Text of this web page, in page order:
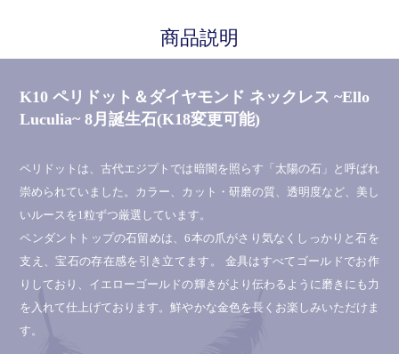
商品説明
K10 ペリドット＆ダイヤモンド ネックレス ~Ello
Luculia~ 8月誕生石(K18変更可能)
ペリドットは、古代エジプトでは暗闇を照らす「太陽の石」と呼ばれ
崇められていました。カラー、カット・研磨の質、透明度など、美し
いルースを1粒ずつ厳選しています。
ペンダントトップの石留めは、6本の爪がさり気なくしっかりと石を
支え、宝石の存在感を引き立てます。 金具はすべてゴールドでお作
りしており、イエローゴールドの輝きがより伝わるように磨きにも力
を入れて仕上げております。鮮やかな金色を長くお楽しみいただけま
す。